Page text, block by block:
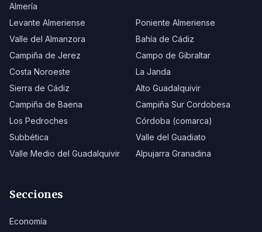
Almería
Levante Almeriense
Poniente Almeriense
Valle del Almanzora
Bahía de Cádiz
Campiña de Jerez
Campo de Gibraltar
Costa Noroeste
La Janda
Sierra de Cádiz
Alto Guadalquivir
Campiña de Baena
Campiña Sur Cordobesa
Los Pedroches
Córdoba (comarca)
Subbética
Valle del Guadiato
Valle Medio del Guadalquivir
Alpujarra Granadina
Secciones
Economía